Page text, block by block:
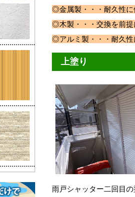
◎金属製・・・耐久
◎木製・・・交換を前
◎アルミ製・・・耐
上塗り
雨戸シャッター二回目